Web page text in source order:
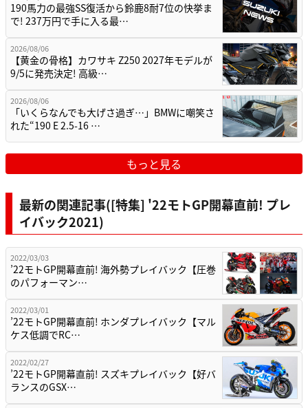
190馬力の最強SS復活から鈴鹿8耐7位の快挙ま
で! 237万円で手に入る最…
2026/08/06
【黄金の骨格】カワサキ Z250 2027年モデルが
9/5に発売決定! 高級…
2026/08/06
「いくらなんでも大げさ過ぎ…」BMWに嘲笑さ
れた“190 E 2.5-16 …
もっと見る
最新の関連記事([特集] '22モトGP開幕直前! プレ
イバック2021)
2022/03/03
’22モトGP開幕直前! 海外勢プレイバック【圧巻
のパフォーマン…
2022/03/01
’22モトGP開幕直前! ホンダプレイバック【マル
ケス低調でRC…
2022/02/27
’22モトGP開幕直前! スズキプレイバック【好バ
ランスのGSX…